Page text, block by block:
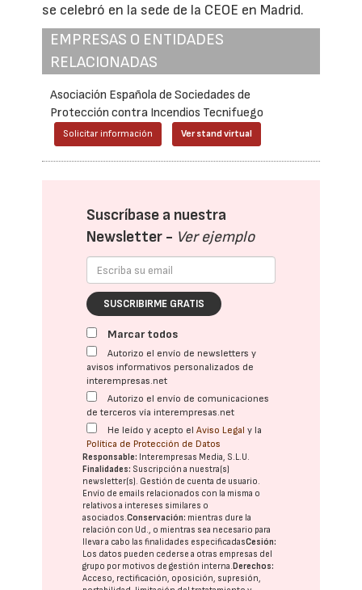
se celebró en la sede de la CEOE en Madrid.
EMPRESAS O ENTIDADES
RELACIONADAS
Asociación Española de Sociedades de
Protección contra Incendios Tecnifuego
Solicitar información Ver stand virtual
Suscríbase a nuestra
Newsletter - Ver ejemplo
SUSCRIBIRME GRATIS
Marcar todos
Autorizo el envío de newsletters y
avisos informativos personalizados de
interempresas.net
Autorizo el envío de comunicaciones
de terceros vía interempresas.net
He leído y acepto elAviso Legal y la
Política de Protección de Datos
Responsable: Interempresas Media, S.L.U.
Finalidades: Suscripción a nuestra(s)
newsletter(s). Gestión de cuenta de usuario.
Envío de emails relacionados con la misma o
relativos a intereses similares o
asociados.Conservación: mientras dure la
relación con Ud., o mientras sea necesario para
llevar a cabo las finalidades especificadasCesión:
Los datos pueden cederse a otras empresas del
grupo por motivos de gestión interna. Derechos:
Acceso, rectificación, oposición, supresión,